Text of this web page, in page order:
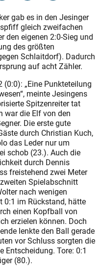
gab es in den Jesinger
gleich zweifachen
den eigenen 2:0-Sieg und
des größten
Schlaitdorf). Dadurch
auf acht Zähler.
„Eine Punkteteilung
meinte Jesingens
Spitzenreiter tat
war die Elf von den
Die erste gute
durch Christian Kuch,
das Leder nur um
schob (23.). Auch die
durch Dennis
freistehend zwei Meter
Spielabschnitt
nach wenigen
im Rückstand, hätte
einen Kopfball von
erzielen können. Doch
lenkte den Ball gerade
vor Schluss sorgten die
Entscheidung. Tore: 0:1
(80.).